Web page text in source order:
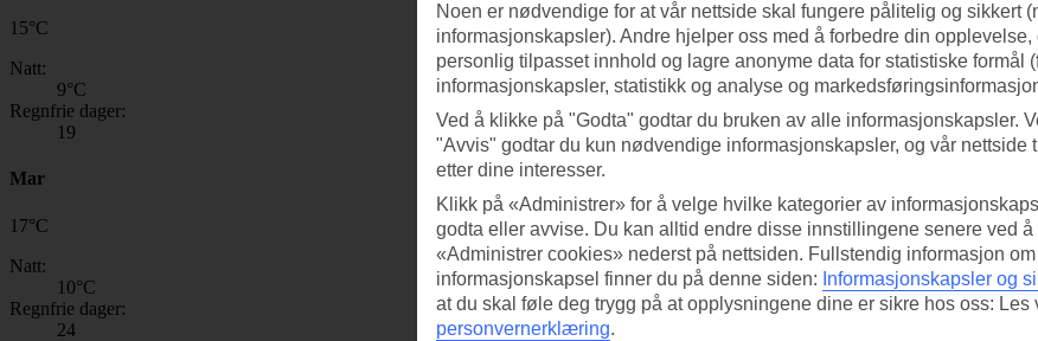
15°C
Natt:
9°C
Regnfrie dager:
19
Mar
17°C
Natt:
10°C
Regnfrie dager:
24
Noen er nødvendige for at vår nettside skal fungere pålitelig og sikkert
informasjonskapsler). Andre hjelper oss med å forbedre din opplevelse,
personlig tilpasset innhold og lagre anonyme data for statistiske formål
informasjonskapsler, statistikk og analyse og
Ved å klikke på "Godta" godtar du bruken av alle informasjonskapsler.
"Avvis" godtar du kun nødvendige informasjonskapsler, og vår nettside
etter dine interesser.
Klikk på «Administrer» for å velge hvilke kategorier av
godta eller avvise. Du kan alltid endre disse innstillingene senere ved å
«Administrer cookies» nederst på nettsiden. Fullstendig informasjon
informasjonskapsel finner du på denne siden: Informasjonskapsler og
at du skal føle deg trygg på at opplysningene dine er sikre hos oss: Les
personvernerklæring.